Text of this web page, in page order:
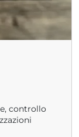
controllo